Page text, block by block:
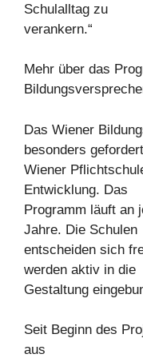
Schulalltag zu
verankern.“
Mehr über das
Das Wiener
besonders
Wiener
Entwicklung. Das
Programm läuft an
Jahre. Die Schulen
entscheiden sich
werden aktiv in die
Gestaltung
Seit Beginn des
aus